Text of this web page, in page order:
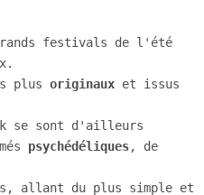
festivals de l'été
plus originaux et issus
se sont d'ailleurs
psychédéliques, de
allant du plus simple et